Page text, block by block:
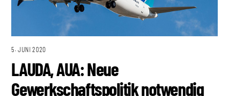
5. JUNI 2020
LAUDA, AUA: Neue
Gewerkschaftspolitik notwendig